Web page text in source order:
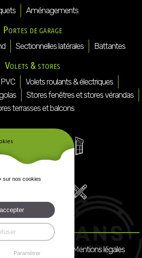
Aménagements
Portes de garage
Sectionnelles latérales Battantes
Volets & stores
Volets roulants & électriques
Stores fenêtres et stores vérandas
terrasses et balcons
Mentions légales
sur nos cookies
Paramétrer